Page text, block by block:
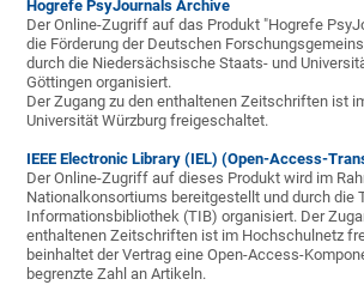
Hogrefe PsyJournals Archive
Der Online-Zugriff auf das Produkt "Hogrefe
die Förderung der Deutschen
durch die Niedersächsische Staats- und
Göttingen organisiert.
Der Zugang zu den enthaltenen Zeitschriften ist
Universität Würzburg freigeschaltet.
IEEE Electronic Library (IEL) (Open-Access-
Der Online-Zugriff auf dieses Produkt wird im
Nationalkonsortiums bereitgestellt und durch die
Informationsbibliothek (TIB) organisiert. Der
enthaltenen Zeitschriften ist im Hochschulnetz
beinhaltet der Vertrag eine Open-Access-
begrenzte Zahl an Artikeln.